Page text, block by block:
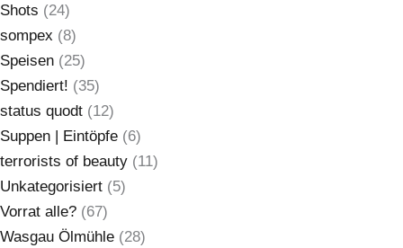
Shots (24)
sompex (8)
Speisen (25)
Spendiert! (35)
status quodt (12)
Suppen | Eintöpfe (6)
terrorists of beauty (11)
Unkategorisiert (5)
Vorrat alle? (67)
Wasgau Ölmühle (28)